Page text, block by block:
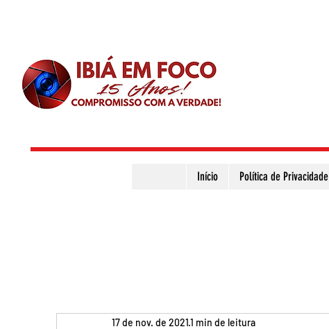
Início Política de Privacidade
17 de nov. de 20211 min de leitura